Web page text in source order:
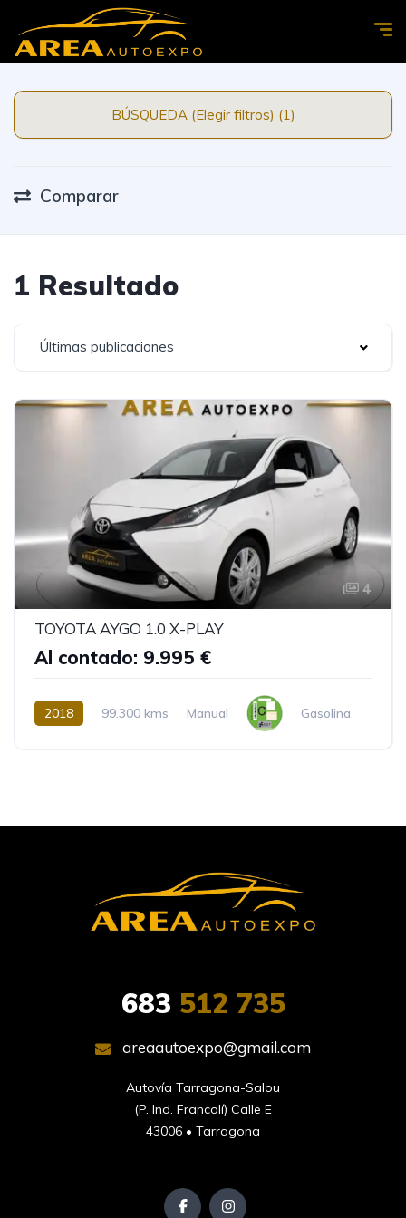
BÚSQUEDA (Elegir filtros) (1)
Comparar
1 Resultado
Últimas publicaciones
4
TOYOTA AYGO 1.0 X-PLAY
Al contado: 9.995 €
2018 99.300 kms Manual Gasolina
683 512 735
areaautoexpo@gmail.com
Autovía Tarragona-Salou
(P. Ind. Francolí) Calle E
43006 • Tarragona